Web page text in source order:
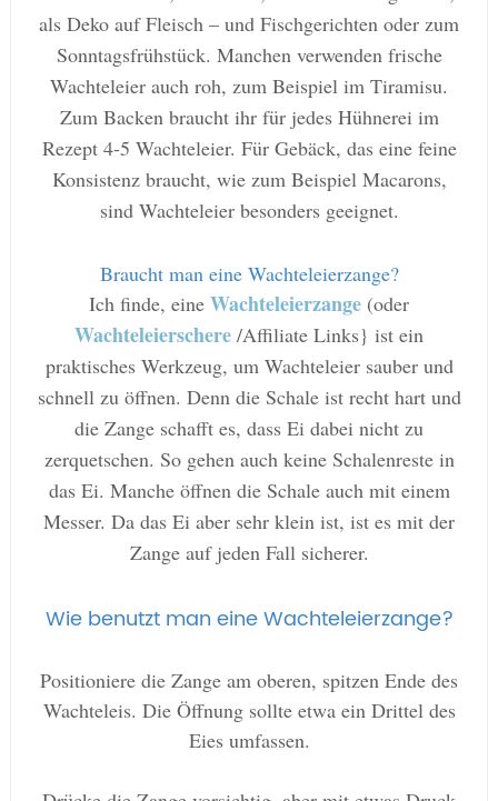
als Deko auf Fleisch – und Fischgerichten oder zum
Sonntagsfrühstück. Manchen verwenden frische
Wachteleier auch roh, zum Beispiel im Tiramisu.
Zum Backen braucht ihr für jedes Hühnerei im
Rezept 4-5 Wachteleier. Für Gebäck, das eine feine
Konsistenz braucht, wie zum Beispiel Macarons,
sind Wachteleier besonders geeignet.
Braucht man eine Wachteleierzange?
Ich finde, eine Wachteleierzange (oder
Wachteleierschere /Affiliate Links} ist ein
praktisches Werkzeug, um Wachteleier sauber und
schnell zu öffnen. Denn die Schale ist recht hart und
die Zange schafft es, dass Ei dabei nicht zu
zerquetschen. So gehen auch keine Schalenreste in
das Ei. Manche öffnen die Schale auch mit einem
Messer. Da das Ei aber sehr klein ist, ist es mit der
Zange auf jeden Fall sicherer.
Wie benutzt man eine Wachteleierzange?
Positioniere die Zange am oberen, spitzen Ende des
Wachteleis. Die Öffnung sollte etwa ein Drittel des
Eies umfassen.